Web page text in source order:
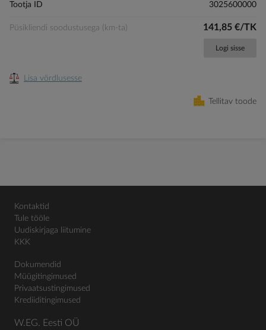
Tootja ID
3025600000
Püsikliendi soodustusega (km-ta) 141,85 €/TK
Logi sisse
Lisa võrdlusesse
Tellitav toode
Kontaktid
Tule tööle
Uudiskirjaga liitumine
KKK
Dokumendid
Müügitingimused
Privaatsustingimused
Krediiditingimused
W.EG. Eesti OÜ